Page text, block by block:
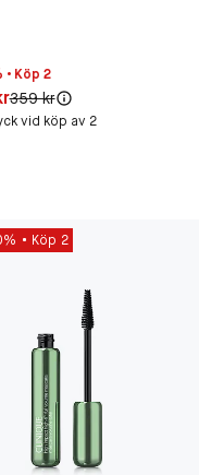
• Köp 2
kr
Original pris:
359 kr
vid köp av 2
Köp 2